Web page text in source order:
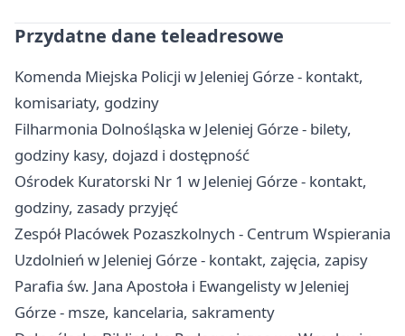
Przydatne dane teleadresowe
Komenda Miejska Policji w Jeleniej Górze - kontakt,
komisariaty, godziny
Filharmonia Dolnośląska w Jeleniej Górze - bilety,
godziny kasy, dojazd i dostępność
Ośrodek Kuratorski Nr 1 w Jeleniej Górze - kontakt,
godziny, zasady przyjęć
Zespół Placówek Pozaszkolnych - Centrum Wspierania
Uzdolnień w Jeleniej Górze - kontakt, zajęcia, zapisy
Parafia św. Jana Apostoła i Ewangelisty w Jeleniej
Górze - msze, kancelaria, sakramenty